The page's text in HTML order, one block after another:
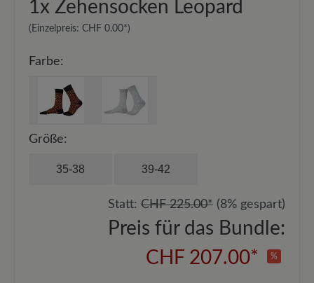
1x Zehensocken Leopard
(Einzelpreis: CHF 0.00*)
Farbe:
Größe:
35-38 39-42
Statt: CHF 225.00* (8% gespart)
Preis für das Bundle:
CHF 207.00*
%